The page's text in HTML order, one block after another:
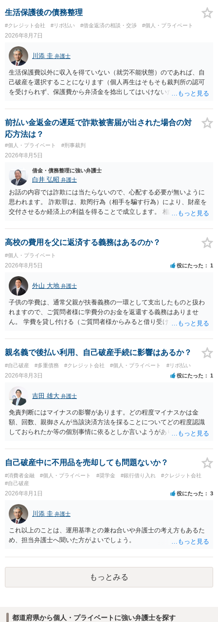
生活保護後の債務整理
#クレジット会社 #リボ払い #借金返済の相談・交渉 #個人・プライベート
2026年8月7日
川添 圭 弁護士
生活保護費以外に収入を得ていない（就労不能状態）のであれば、自
己破産を選択することになります（個人再生はそもそも裁判所の認可
を受けられず、保護費から弁済金を捻出してはいけないため任意整理
士費用は法テラスが負担し、裁判所の予納金等も法テラスが援助して
くれるため、弁護士へ自己破産を任せれば解決します。
前払い金返金の遅延で詐欺被害届が出された場合の対
応方法は？
#個人・プライベート #刑事裁判
2026年8月5日
借金・債務整理に強い弁護士
白井 弘昭 弁護士
お話の内容では詐欺には当たらないので、心配する必要が無いように
思われます。 詐欺罪は、欺罔行為（相手を騙す行為）により、財産を
交付させるか経済上の利益を得ることで成立します。 相談者さんは、
ので、詐欺罪の実行行為性が無く罪に問うことはできません。 おそら
く、相手が真実を話せば警察も取り合わないと思いますが、虚偽の内
容を述べた場合は、捜査はあるかもしれません。 ただし、捜査におい
て、真実を説明すれば、「ちゃんと返しなさいよ」程度の注意で済む
ことだと思われます。 また、返せるお金が無いのであれば、返せない
のは致し方ありません。真摯に分割して支払うことを相手に告げてい
くのみでしょう。 以上、ご参考まで。
高校の費用を父に返済する義務はあるのか？
#個人・プライベート
2026年8月5日 役にたった 1
外山 大地 弁護士
子供の学費は、通常父親が扶養義務の一環として支出したものと扱わ
れますので、ご質問者様に学費分のお金を返還する義務はありませ
ん。 学費を貸し付ける（ご質問者様からみると借り受ける）といった
ょう。
親名義で後払い利用、自己破産手続に影響はあるか？
#自己破産 #多重債務 #クレジット会社 #個人・プライベート #リボ払い
2026年8月3日 役にたった 1
吉田 雄大 弁護士
免責判断にはマイナスの影響があります。どの程度マイナスかは金
額、回数、親御さんが当該決済方法を採ることについてどの程度認識
しておられたか等の個別事情に依るとしか言いようがありません。 と
なって相談し、善後策を考えることをお勧めします。
自己破産中に不用品を売却しても問題ないか？
#消費者金融 #個人・プライベート #奨学金 #銀行借り入れ
#クレジット会社
#自己破産
2026年8月1日 役にたった 3
川添 圭 弁護士
これ以上のことは、運用基準との兼ね合いや弁護士の考え方もあるた
め、担当弁護士へ聞いた方がよいでしょう。
もっとみる
都道府県から個人・プライベートに強い弁護士を探す